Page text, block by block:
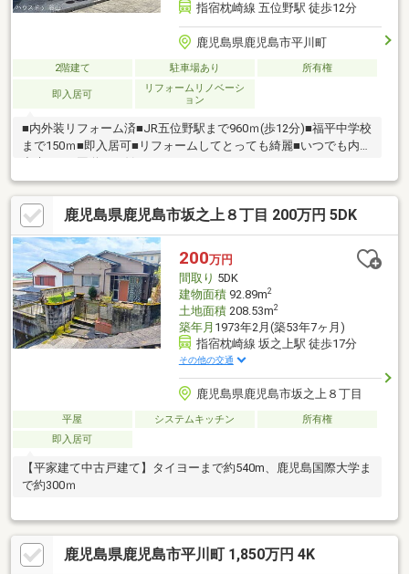
指宿枕崎線 五位野駅 徒歩12分
鹿児島県鹿児島市平川町
2階建て 駐車場あり 所有権
即入居可
リフォームリノベーシ
ョン
■内外装リフォーム済■JR五位野駅まで960ｍ(歩12分)■福平中学校
まで150ｍ■即入居可■リフォームしてとっても綺麗■いつでも内覧
鹿児島県鹿児島市坂之上８丁目 200万円 5DK
200万円
間取り 5DK
建物面積92.89m2
土地面積208.53m2
築年月 1973年2月(築53年7ヶ月)
指宿枕崎線 坂之上駅 徒歩17分
その他の交通
鹿児島県鹿児島市坂之上８丁目
平屋 システムキッチン
所有権
即入居可
【平家建て中古戸建て】タイヨーまで約540m、鹿児島国際大学ま
で約300ｍ
鹿児島県鹿児島市平川町 1,850万円 4K